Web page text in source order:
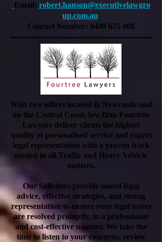
Email: robert.hanson@executivelawgro
up.com.au
Contact Number: 0449 675 008
With two offices located in Newcastle and
on the Central Coast, law firm Fourtree
Lawyers deliver clients the highest
quality of personalised service and expert
legal representation with a proven track
record in all Traffic and Heavy Vehicle
matters.
Our Solicitors provide sound legal
advice, effective strategies, and strong
representation to ensure your legal issues
are resolved promptly, in a professional
and cost-effective manner. We take the
time to listen to your concerns, review